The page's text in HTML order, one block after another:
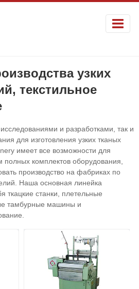
узких
текстильное
и разработками, так и
для изготовления узких тканых
имеет все возможности для
полных комплектов оборудования,
производство на фабриках по
Наша основная линейка
ткацкие станки, плетельные
тамбурные машины и